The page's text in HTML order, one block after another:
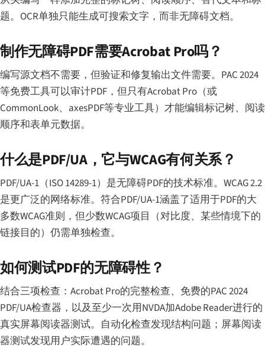
题。OCR单独只能生成可搜索文字，而非无障碍文档。
制作无障碍PDF需要Acrobat Pro吗？
编写源文档不需要，但验证和修复输出文件需要。PAC 2024
等免费工具可以审计PDF，但只有Acrobat Pro（或
CommonLook、axesPDF等专业工具）才能编辑标记树、阅读
顺序和表单元数据。
什么是PDF/UA，它与WCAG有何关系？
PDF/UA-1（ISO 14289-1）是无障碍PDF的技术标准。WCAG 2.2
是更广泛的网络标准。符合PDF/UA-1涵盖了适用于PDF的大
多数WCAG准则，但少数WCAG项目（对比度、某些情境下的
链接目的）仍需单独检查。
如何测试PDF的无障碍性？
结合三项检查：Acrobat Pro的完整检查、免费的PAC 2024
PDF/UA检查器，以及至少一次用NVDA加Adobe Reader进行的
真实屏幕阅读器测试。自动化检查发现结构问题；屏幕阅读
器测试发现用户实际遭遇的问题。